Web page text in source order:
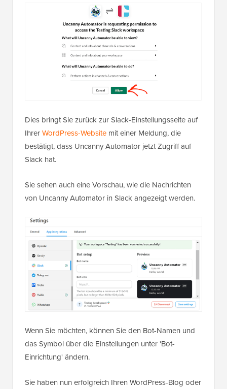
Dies bringt Sie zurück zur Slack-Einstellungsseite auf
IhrerWordPress-Website mit einer Meldung, die
bestätigt, dass Uncanny Automator jetzt Zugriff auf
Slack hat.
Sie sehen auch eine Vorschau, wie die Nachrichten
von Uncanny Automator in Slack angezeigt werden.
Wenn Sie möchten, können Sie den Bot-Namen und
das Symbol über die Einstellungen unter 'Bot-
Einrichtung' ändern.
Sie haben nun erfolgreich Ihren WordPress-Blog oder